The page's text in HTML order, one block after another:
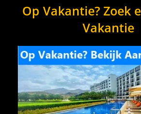
Op Vakantie? Zoek
Vakantie